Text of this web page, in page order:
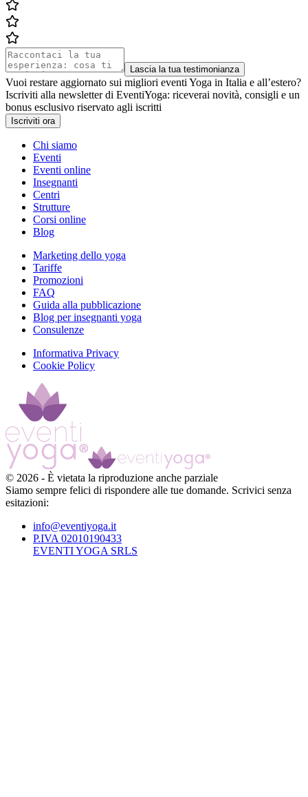
Lascia la tua testimonianza
Vuoi restare aggiornato sui migliori eventi Yoga in Italia e all’estero?
Iscriviti alla newsletter di EventiYoga: riceverai novità, consigli e un
bonus esclusivo riservato agli iscritti
Iscriviti ora
Chi siamo
Eventi
Eventi online
Insegnanti
Centri
Strutture
Corsi online
Blog
Marketing dello yoga
Tariffe
Promozioni
FAQ
Guida alla pubblicazione
Blog per insegnanti yoga
Consulenze
Informativa Privacy
Cookie Policy
© 2026 - È vietata la riproduzione anche parziale
Siamo sempre felici di rispondere alle tue domande. Scrivici senza
esitazioni:
info@eventiyoga.it
P.IVA 02010190433
EVENTI YOGA SRLS